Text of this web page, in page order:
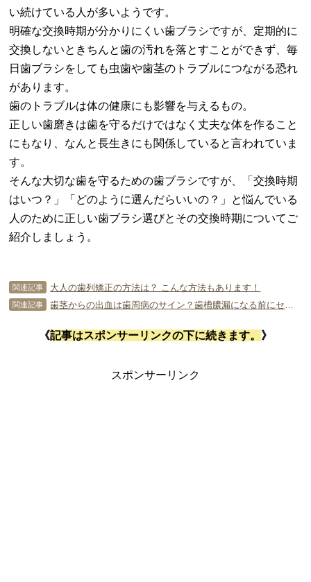
い続けている人が多いようです。
明確な交換時期が分かりにくい歯ブラシですが、定期的に
交換しないときちんと歯の汚れを落とすことができず、毎
日歯ブラシをしても虫歯や歯茎のトラブルにつながる恐れ
があります。
歯のトラブルは体の健康にも影響を与えるもの。
正しい歯磨きは歯を守るだけではなく丈夫な体を作ること
にもなり、なんと長生きにも関係していると言われていま
す。
そんな大切な歯を守るための歯ブラシですが、「交換時期
はいつ？」「どのように選んだらいいの？」と悩んでいる
人のために正しい歯ブラシ選びとその交換時期についてご
紹介しましょう。
関連記事 大人の歯列矯正の方法は？ こんな方法もあります！
関連記事 歯茎からの出血は歯周病のサイン？歯槽膿漏になる前にセルフケアを！
《記事はスポンサーリンクの下に続きます。 》
スポンサーリンク